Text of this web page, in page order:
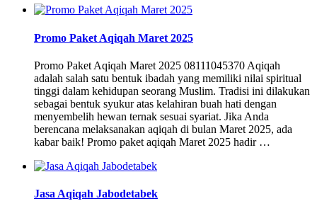
Promo Paket Aqiqah Maret 2025
Promo Paket Aqiqah Maret 2025 08111045370 Aqiqah
adalah salah satu bentuk ibadah yang memiliki nilai spiritual
tinggi dalam kehidupan seorang Muslim. Tradisi ini dilakukan
sebagai bentuk syukur atas kelahiran buah hati dengan
menyembelih hewan ternak sesuai syariat. Jika Anda
berencana melaksanakan aqiqah di bulan Maret 2025, ada
kabar baik! Promo paket aqiqah Maret 2025 hadir …
Jasa Aqiqah Jabodetabek